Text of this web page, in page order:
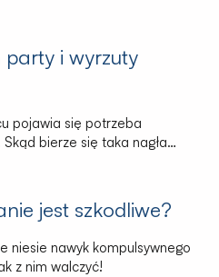
party i wyrzuty
pojawia się potrzeba
bierze się taka nagła
Prawdzik.
jest szkodliwe?
niesie nawyk kompulsywnego
z nim walczyć!